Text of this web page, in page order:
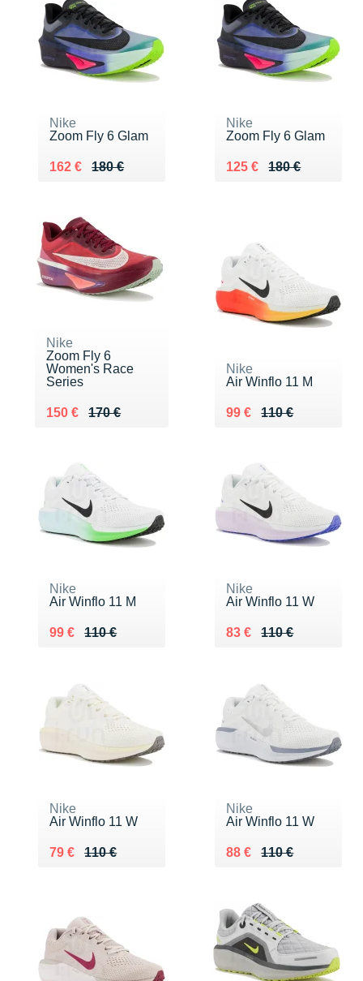
Nike
Zoom Fly 6 Glam
180 €
Au lieu de 180 €
162 €
Vendu 162 €
Nike
Zoom Fly 6 Glam
180 €
Au lieu de 180 €
125 €
Vendu 125 €
Nike
Zoom Fly 6
Women's Race
Series
170 €
Au lieu de 170 €
150 €
Vendu 150 €
Nike
Air Winflo 11 M
110 €
Au lieu de 110 €
99 €
Vendu 99 €
Nike
Air Winflo 11 M
110 €
Au lieu de 110 €
99 €
Vendu 99 €
Nike
Air Winflo 11 W
110 €
Au lieu de 110 €
83 €
Vendu 83 €
Nike
Air Winflo 11 W
110 €
Au lieu de 110 €
79 €
Vendu 79 €
Nike
Air Winflo 11 W
110 €
Au lieu de 110 €
88 €
Vendu 88 €